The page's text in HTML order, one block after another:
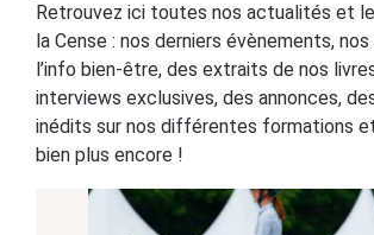
Retrouvez ici toutes nos actualités et
la Cense : nos derniers évènements,
l’info bien-être, des extraits de nos
interviews exclusives, des annonces,
inédits sur nos différentes formations
bien plus encore !